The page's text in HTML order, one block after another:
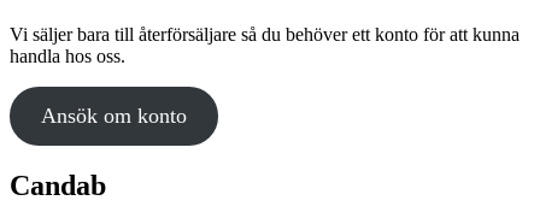
Vi säljer bara till återförsäljare så du behöver ett konto för att kunna
handla hos oss.
Ansök om konto
Candab